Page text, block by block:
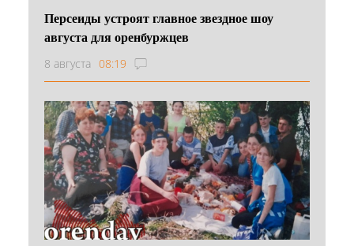
Персеиды устроят главное звездное шоу
августа для оренбуржцев
8 августа 08:19